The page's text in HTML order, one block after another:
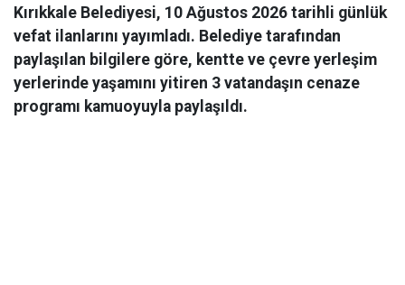
Kırıkkale Belediyesi, 10 Ağustos 2026 tarihli günlük
vefat ilanlarını yayımladı. Belediye tarafından
paylaşılan bilgilere göre, kentte ve çevre yerleşim
yerlerinde yaşamını yitiren 3 vatandaşın cenaze
programı kamuoyuyla paylaşıldı.